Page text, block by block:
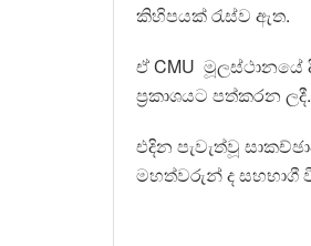
කිහිපයක් රැස්ව ඇත.
ඒ CMU
ප්‍රකාශයට පත්කරන ලදී.
එදින පැවැත්වූ
මහත්වරුන් ද සහභාගී